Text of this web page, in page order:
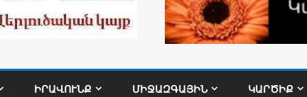
ԻՐԱՎՈՒՆՔ ՄԻՋԱԶԳԱՅԻՆ ԿԱՐԾԻՔ